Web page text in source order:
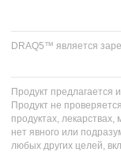
DRAQ5™ является
Продукт предлагается
Продукт не
продуктах, лекарствах,
нет явного или
любых других целей,